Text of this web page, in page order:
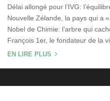
Délai allongé pour l’IVG:
Nouvelle Zélande, la pays qui a
Nobel de Chimie: l’arbre qui
François 1er, le fondateur de la
EN LIRE PLUS